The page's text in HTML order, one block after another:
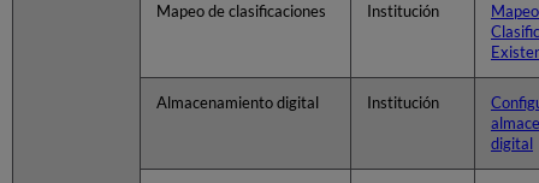
Mapeo de clasificaciones Institución
Almacenamiento digital Institución
digital